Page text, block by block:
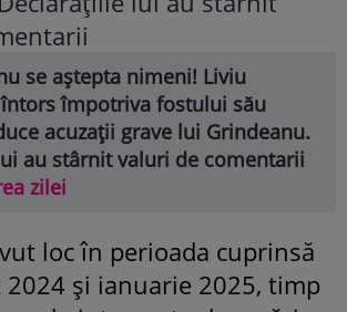
se aștepta nimeni! Liviu
întors împotriva fostului său
acuzații grave lui Grindeanu.
au stârnit valuri de comentarii
zilei
loc în perioada cuprinsă
și ianuarie 2025, timp